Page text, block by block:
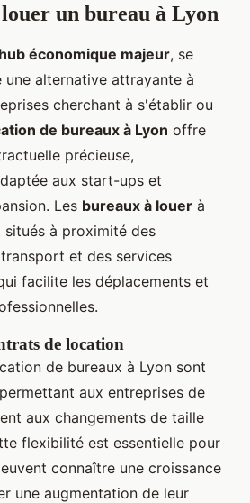
louer un bureau à Lyon
hub économique majeur, se
une alternative attrayante à
cherchant à s'établir ou
de bureaux à Lyon offre
précieuse,
aux start-ups et
Les bureaux à louer à
situés à proximité des
et des services
facilite les déplacements et
de location
de bureaux à Lyon sont
aux entreprises de
aux changements de taille
flexibilité est essentielle pour
connaître une croissance
une augmentation de leur